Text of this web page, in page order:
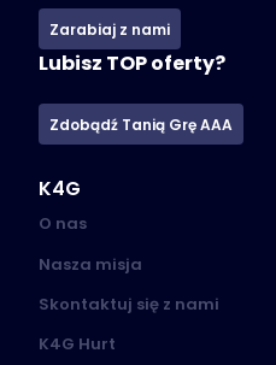
Zarabiaj z nami
Lubisz TOP oferty?
Zdobądź Tanią Grę AAA
K4G
O nas
Nasza misja
Skontaktuj się z nami
K4G Hurt